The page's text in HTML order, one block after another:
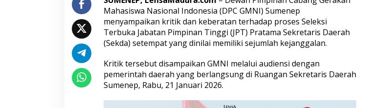
r
b
u
k
a
P
T
P
r
Mahasiswa Nasional Indonesia (DPC GMNI) Sumenep
menyampaikan kritik dan keberatan terhadap proses Seleksi
Terbuka Jabatan Pimpinan Tinggi (JPT) Pratama Sekretaris Daerah
(Sekda) setempat yang dinilai memiliki sejumlah kejanggalan.
Kritik tersebut disampaikan GMNI melalui audiensi dengan
pemerintah daerah yang berlangsung di Ruangan Sekretaris Daerah
Sumenep, Rabu, 21 Januari 2026.